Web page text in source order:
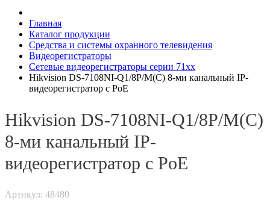
Главная
Каталог продукции
Средства и системы охранного телевидения
Видеорегистраторы
Сетевые видеорегистраторы серии 71xx
Hikvision DS-7108NI-Q1/8P/M(C) 8-ми канальный IP-
видеорегистратор c PoE
Hikvision DS-7108NI-Q1/8P/M(C)
8-ми канальный IP-
видеорегистратор c PoE
Артикул: 48480